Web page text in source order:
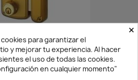
Stock·Envío 24/48h
DCHA 4056-C/60 HE
×
para garantizar el
y mejorar tu experiencia. Al hacer
el uso de todas las cookies.
en cualquier momento"